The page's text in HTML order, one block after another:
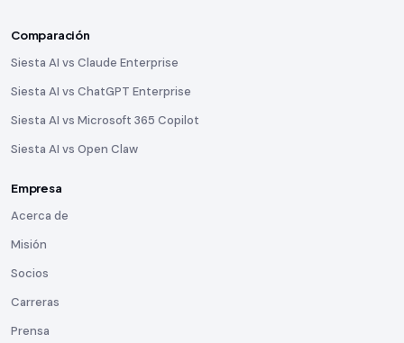
Comparación
Siesta AI vs Claude Enterprise
Siesta AI vs ChatGPT Enterprise
Siesta AI vs Microsoft 365 Copilot
Siesta AI vs Open Claw
Empresa
Acerca de
Misión
Socios
Carreras
Prensa